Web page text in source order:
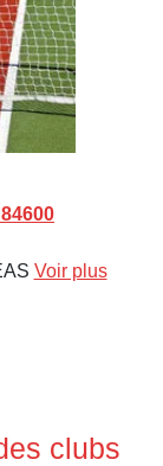
Voir plus
clubs